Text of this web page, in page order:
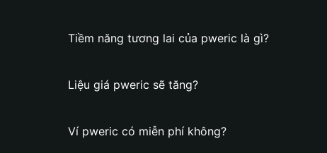
Tiềm năng tương lai của pweric là gì?
Liệu giá pweric sẽ tăng?
Ví pweric có miễn phí không?